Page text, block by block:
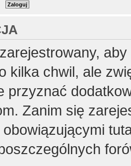
kilka chwil, ale
przyznać
Zanim się